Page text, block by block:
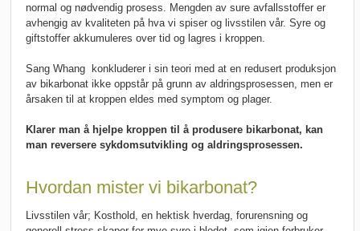
normal og nødvendig prosess. Mengden av sure avfallsstoffer er
avhengig av kvaliteten på hva vi spiser og livsstilen vår. Syre og
giftstoffer akkumuleres over tid og lagres i kroppen.
Sang Whang konkluderer i sin teori med at en redusert produksjon
av bikarbonat ikke oppstår på grunn av aldringsprosessen, men er
årsaken til at kroppen eldes med symptom og plager.
Klarer man å hjelpe kroppen til å produsere bikarbonat, kan
man reversere sykdomsutvikling og aldringsprosessen.
Hvordan mister vi bikarbonat?
Livsstilen vår; Kosthold, en hektisk hverdag, forurensning og